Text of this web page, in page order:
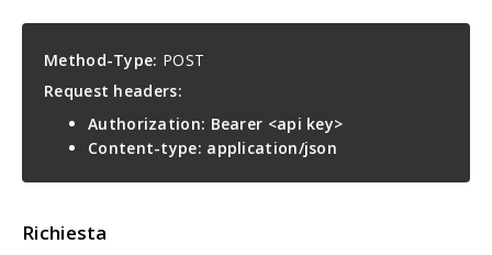
Method-Type: POST
Request headers:
Authorization: Bearer <api key>
Content-type: application/json
Richiesta